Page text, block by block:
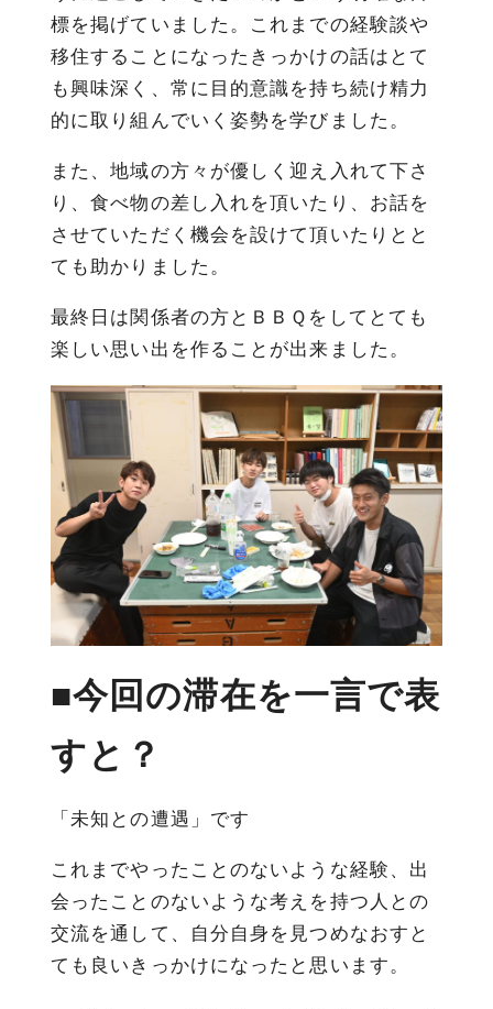
標を掲げていました。これまでの経験談や
移住することになったきっかけの話はとて
も興味深く、常に目的意識を持ち続け精力
的に取り組んでいく姿勢を学びました。
また、地域の方々が優しく迎え入れて下さ
り、食べ物の差し入れを頂いたり、お話を
させていただく機会を設けて頂いたりとと
ても助かりました。
最終日は関係者の方とＢＢＱをしてとても
楽しい思い出を作ることが出来ました。
■今回の滞在を一言で表
すと？
「未知との遭遇」です
これまでやったことのないような経験、出
会ったことのないような考えを持つ人との
交流を通して、自分自身を見つめなおすと
ても良いきっかけになったと思います。